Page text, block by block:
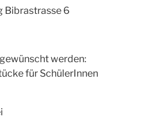
Bibrastrasse 6
werden:
für SchülerInnen